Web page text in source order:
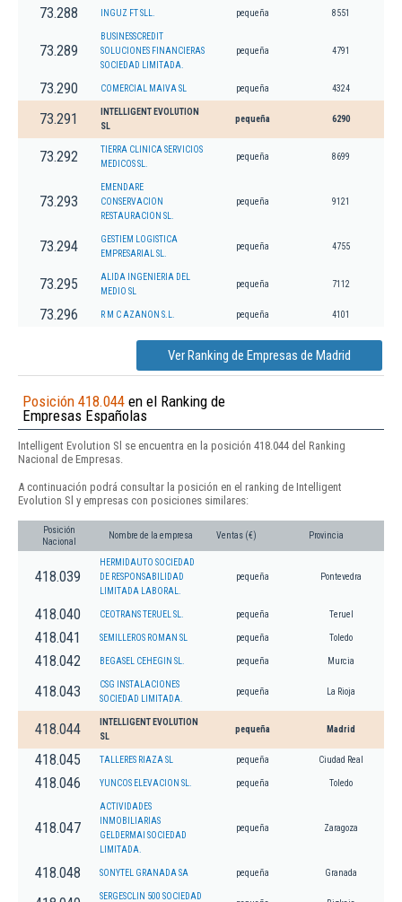
73.288 INGUZ FT SLL. pequeña 8551
73.289
BUSINESSCREDIT
SOLUCIONES FINANCIERAS
SOCIEDAD LIMITADA.
pequeña 4791
73.290 COMERCIAL MAIVA SL pequeña 4324
73.291
INTELLIGENT EVOLUTION
SL
pequeña 6290
73.292
TIERRA CLINICA SERVICIOS
MEDICOS SL.
pequeña 8699
73.293
EMENDARE
CONSERVACION
RESTAURACION SL.
pequeña 9121
73.294
GESTIEM LOGISTICA
EMPRESARIAL SL.
pequeña 4755
73.295
ALIDA INGENIERIA DEL
MEDIO SL
pequeña 7112
73.296 R M C AZANON S.L. pequeña 4101
Ver Ranking de Empresas de Madrid
Posición 418.044 en el Ranking de
Empresas Españolas
Intelligent Evolution Sl se encuentra en la posición 418.044 del Ranking
Nacional de Empresas.
A continuación podrá consultar la posición en el ranking de Intelligent
Evolution Sl y empresas con posiciones similares:
Posición
Nacional
Nombre de la empresa Ventas (€) Provincia
418.039
HERMIDAUTO SOCIEDAD
DE RESPONSABILIDAD
LIMITADA LABORAL.
pequeña Pontevedra
418.040 CEOTRANS TERUEL SL. pequeña Teruel
418.041 SEMILLEROS ROMAN SL pequeña Toledo
418.042 BEGASEL CEHEGIN SL. pequeña Murcia
418.043
CSG INSTALACIONES
SOCIEDAD LIMITADA.
pequeña La Rioja
418.044
INTELLIGENT EVOLUTION
SL
pequeña Madrid
418.045 TALLERES RIAZA SL pequeña Ciudad Real
418.046 YUNCOS ELEVACION SL. pequeña Toledo
418.047
ACTIVIDADES
INMOBILIARIAS
GELDERMAI SOCIEDAD
LIMITADA.
pequeña Zaragoza
418.048 SONYTEL GRANADA SA pequeña Granada
SERGESCLIN 500 SOCIEDAD